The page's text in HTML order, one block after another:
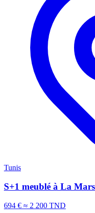
Tunis
S+1 meublé à La
694 € ≈ 2 200 TND